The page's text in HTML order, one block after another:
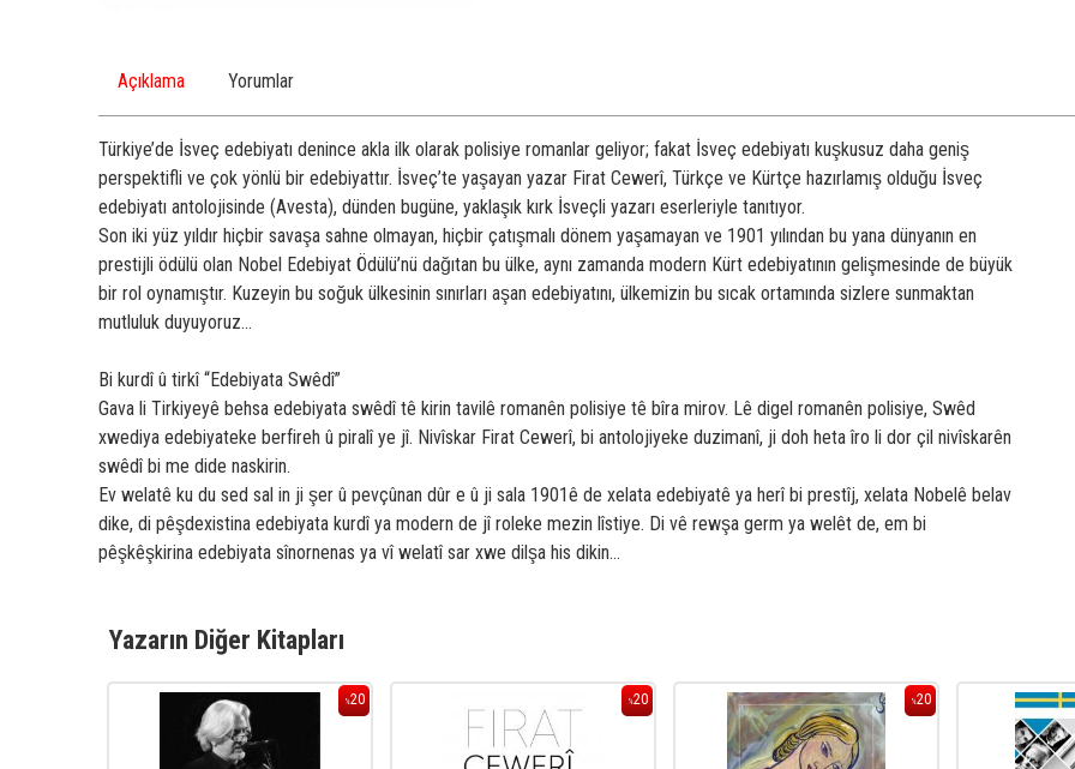
Açıklama Yorumlar
Türkiye’de İsveç edebiyatı denince akla ilk olarak polisiye romanlar geliyor; fakat İsveç edebiyatı kuşkusuz daha geniş
perspektifli ve çok yönlü bir edebiyattır. İsveç’te yaşayan yazar Firat Cewerî, Türkçe ve Kürtçe hazırlamış olduğu İsveç
edebiyatı antolojisinde (Avesta), dünden bugüne, yaklaşık kırk İsveçli yazarı eserleriyle tanıtıyor.
Son iki yüz yıldır hiçbir savaşa sahne olmayan, hiçbir çatışmalı dönem yaşamayan ve 1901 yılından bu yana dünyanın en
prestijli ödülü olan Nobel Edebiyat Ödülü’nü dağıtan bu ülke, aynı zamanda modern Kürt edebiyatının gelişmesinde de büyük
bir rol oynamıştır. Kuzeyin bu soğuk ülkesinin sınırları aşan edebiyatını, ülkemizin bu sıcak ortamında sizlere sunmaktan
mutluluk duyuyoruz...
Bi kurdî û tirkî “Edebiyata Swêdî”
Gava li Tirkiyeyê behsa edebiyata swêdî tê kirin tavilê romanên polisiye tê bîra mirov. Lê digel romanên polisiye, Swêd
xwediya edebiyateke berfireh û piralî ye jî. Nivîskar Firat Cewerî, bi antolojiyeke duzimanî, ji doh heta îro li dor çil nivîskarên
swêdî bi me dide naskirin.
Ev welatê ku du sed sal in ji şer û pevçûnan dûr e û ji sala 1901ê de xelata edebiyatê ya herî bi prestîj, xelata Nobelê belav
dike, di pêşdexistina edebiyata kurdî ya modern de jî roleke mezin lîstiye. Di vê rewşa germ ya welêt de, em bi
pêşkêşkirina edebiyata sînornenas ya vî welatî sar xwe dilşa his dikin…
Yazarın Diğer Kitapları
%20 %20 %20